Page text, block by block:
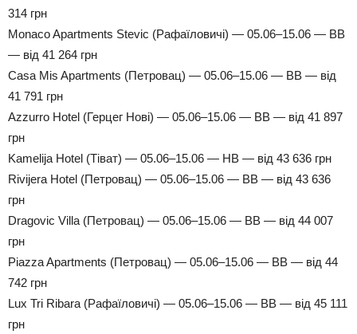
314 грн
Monaco Apartments Stevic (Рафаїловичі) — 05.06–15.06 — BB
— від 41 264 грн
Casa Mis Apartments (Петровац) — 05.06–15.06 — BB — від
41 791 грн
Azzurro Hotel (Герцег Нові) — 05.06–15.06 — BB — від 41 897
грн
Kamelija Hotel (Тіват) — 05.06–15.06 — HB — від 43 636 грн
Rivijera Hotel (Петровац) — 05.06–15.06 — BB — від 43 636
грн
Dragovic Villa (Петровац) — 05.06–15.06 — BB — від 44 007
грн
Piazza Apartments (Петровац) — 05.06–15.06 — BB — від 44
742 грн
Lux Tri Ribara (Рафаїловичі) — 05.06–15.06 — BB — від 45 111
грн